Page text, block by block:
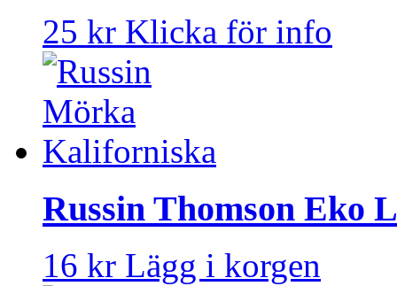
25 kr Klicka för info
Russin Thomson Eko
16 kr Lägg i korgen